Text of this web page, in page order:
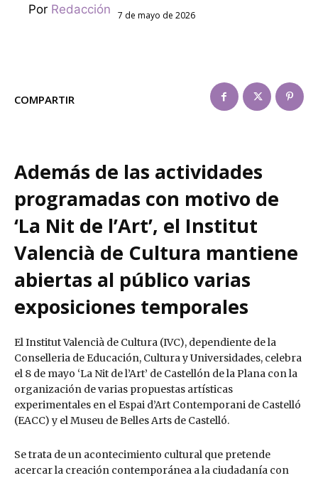
Por Redacción 7 de mayo de 2026
COMPARTIR
Además de las actividades
programadas con motivo de
‘La Nit de l’Art’, el Institut
Valencià de Cultura mantiene
abiertas al público varias
exposiciones temporales
El Institut Valencià de Cultura (IVC), dependiente de la
Conselleria de Educación, Cultura y Universidades, celebra
el 8 de mayo ‘La Nit de l’Art’ de Castellón de la Plana con la
organización de varias propuestas artísticas
experimentales en el Espai d’Art Contemporani de Castelló
(EACC) y el Museu de Belles Arts de Castelló.
Se trata de un acontecimiento cultural que pretende
acercar la creación contemporánea a la ciudadanía con